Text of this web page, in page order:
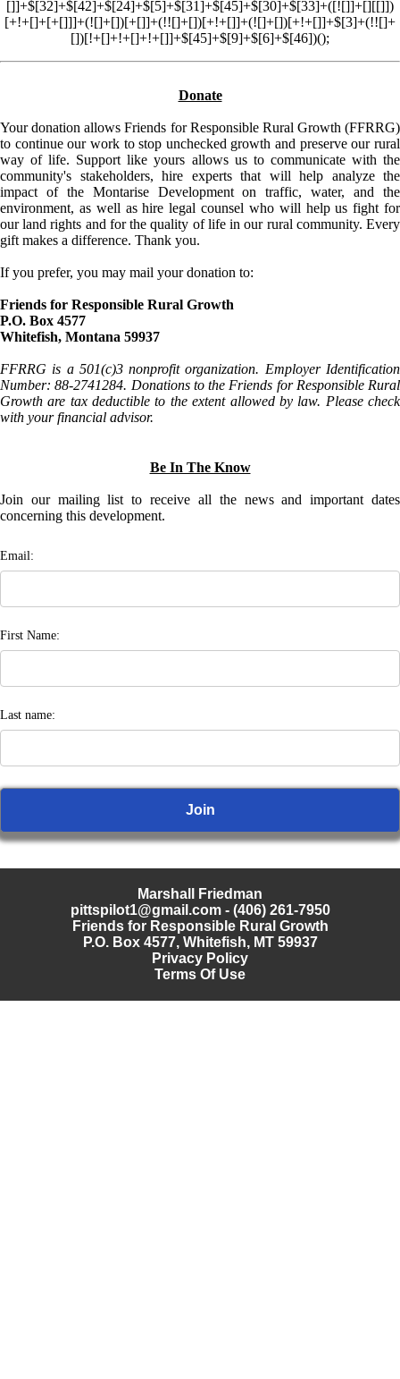
Donate
Your donation allows Friends for Responsible Rural Growth (FFRRG)
to continue our work to stop unchecked growth and preserve our rural
way of life. Support like yours allows us to communicate with the
community's stakeholders, hire experts that will help analyze the
impact of the Montarise Development on traffic, water, and the
environment, as well as hire legal counsel who will help us fight for
our land rights and for the quality of life in our rural community. Every
gift makes a difference. Thank you.
If you prefer, you may mail your donation to:
Friends for Responsible Rural Growth
P.O. Box 4577
Whitefish, Montana 59937
FFRRG is a 501(c)3 nonprofit organization. Employer Identification
Number: 88-2741284. Donations to the Friends for Responsible Rural
Growth are tax deductible to the extent allowed by law. Please check
with your financial advisor.
Be In The Know
Join our mailing list to receive all the news and important dates
concerning this development.
Email:
First Name:
Last name:
Marshall Friedman
pittspilot1@gmail.com- (406) 261-7950
Friends for Responsible Rural Growth
P.O. Box 4577, Whitefish, MT 59937
Privacy Policy
Terms Of Use